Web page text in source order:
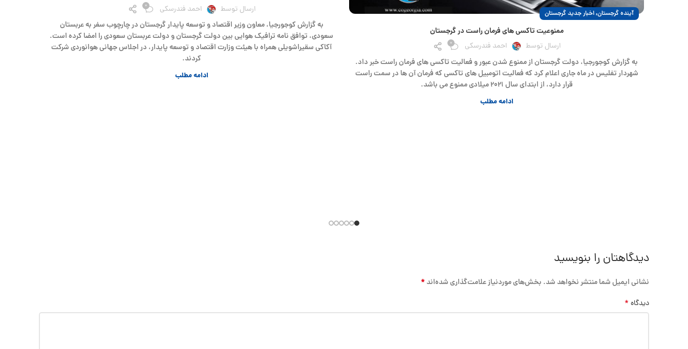
آینده گرجستان,اخبار جدید گرجستان
ممنوعیت تاکسی های فرمان راست در گرجستان
ارسال توسط احمد فندرسکی 0
به گزارش کوجورجیا، دولت گرجستان از ممنوع شدن عبور و فعالیت تاکسی های فرمان راست خبر داد.
شهردار تفلیس در ماه جاری اعلام کرد که فعالیت اتومبیل های تاکسی که فرمان آن ها در سمت راست
قرار دارد، از ابتدای سال ۲۰۲۱ میلادی ممنوع می باشد.
ادامه مطلب
ارسال توسط احمد فندرسکی 0
به گزارش کوجورجیا، معاون وزیر اقتصاد و توسعه پایدار گرجستان در چارچوب سفر به عربستان
سعودی، توافق نامه ترافیک هوایی بین دولت گرجستان و دولت عربستان سعودی را امضا کرده است.
آکاکی سقیراشویلی همراه با هیئت وزارت اقتصاد و توسعه پایدار، در اجلاس جهانی هوانوردی شرکت
کردند.
ادامه مطلب
دیدگاهتان را بنویسید
نشانی ایمیل شما منتشر نخواهد شد. بخش‌های موردنیاز علامت‌گذاری شده‌اند*
دیدگاه *